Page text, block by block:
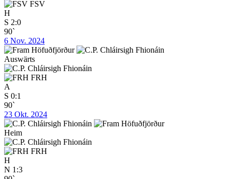
FSV
H
S 2:0
90`
6 Nov. 2024
Auswärts
FRH
A
S 0:1
90`
23 Okt. 2024
Heim
FRH
H
N 1:3